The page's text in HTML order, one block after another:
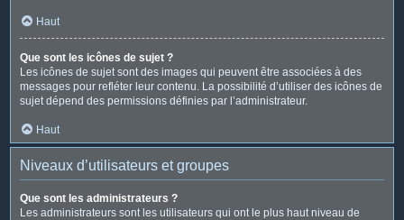
Haut
Que sont les icônes de sujet ?
Les icônes de sujet sont des images qui peuvent être associées à des
messages pour refléter leur contenu. La possibilité d’utiliser des icônes de
sujet dépend des permissions définies par l’administrateur.
Haut
Niveaux d’utilisateurs et groupes
Que sont les administrateurs ?
Les administrateurs sont les utilisateurs qui ont le plus haut niveau de